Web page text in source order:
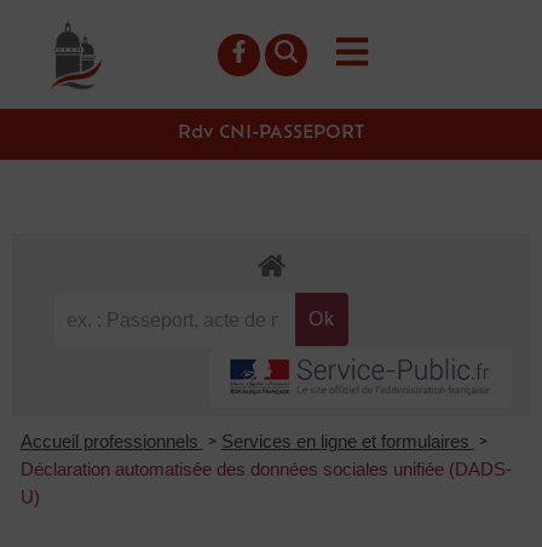
principal
Rdv CNI-PASSEPORT
Accueil professionnels > Services en ligne et formulaires >
Déclaration automatisée des données sociales unifiée (DADS-
U)